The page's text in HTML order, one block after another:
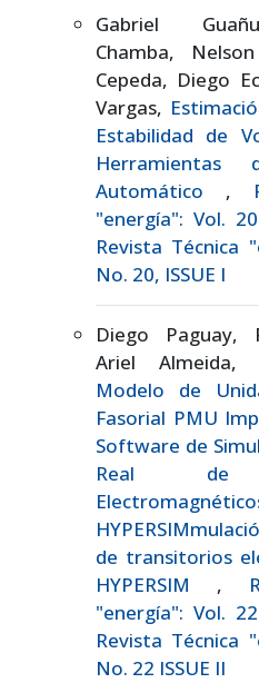
Gabriel
Chamba,
Cepeda, Diego
Vargas,
Estabilidad de
Herramientas
Automático ,
"energía": Vol.
Revista Técnica
No. 20, ISSUE I
Diego Paguay,
Ariel Almeida,
Modelo de
Fasorial PMU
Software de
Real de
de transitorios
HYPERSIM ,
"energía": Vol.
Revista Técnica
No. 22 ISSUE II